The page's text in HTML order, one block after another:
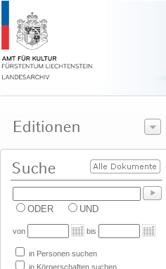
ODER UND
von bis
in Personen suchen
in Körperschaften suchen